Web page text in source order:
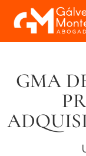
GMA